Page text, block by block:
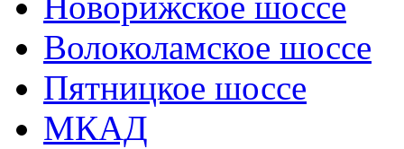
Волоколамское шоссе
Пятницкое шоссе
МКАД